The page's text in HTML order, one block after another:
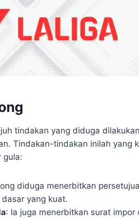
tindakan yang diduga
Tindakan-tindakan inilah yang
gula:
diduga menerbitkan
yang kuat.
: Ia juga menerbitkan surat